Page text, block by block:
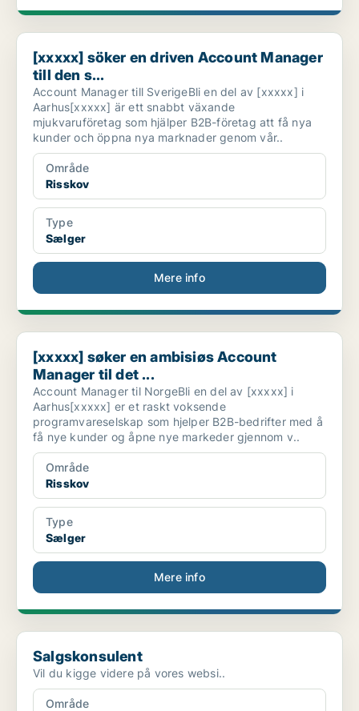
[xxxxx] söker en driven Account Manager till den s...
[xxxxx] söker en driven Account Manager
till den s...
Account Manager till SverigeBli en del av [xxxxx] i
Aarhus[xxxxx] är ett snabbt växande
mjukvaruföretag som hjälper B2B-företag att få nya
kunder och öppna nya marknader genom vår..
Område
Risskov
Type
Sælger
Mere info
[xxxxx] søker en ambisiøs Account Manager til det ...
[xxxxx] søker en ambisiøs Account
Manager til det ...
Account Manager til NorgeBli en del av [xxxxx] i
Aarhus[xxxxx] er et raskt voksende
programvareselskap som hjelper B2B-bedrifter med å
få nye kunder og åpne nye markeder gjennom v..
Område
Risskov
Type
Sælger
Mere info
Salgskonsulent
Salgskonsulent
Vil du kigge videre på vores websi..
Område